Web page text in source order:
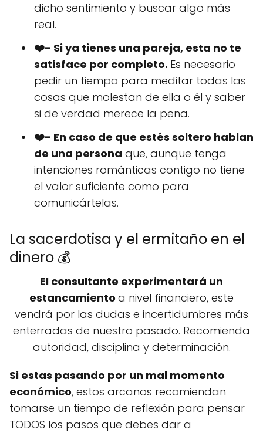
dicho sentimiento y buscar algo más
real.
❤️- Si ya tienes una pareja, esta no te
satisface por completo. Es necesario
pedir un tiempo para meditar todas las
cosas que molestan de ella o él y saber
si de verdad merece la pena.
❤️- En caso de que estés soltero hablan
de una persona que, aunque tenga
intenciones románticas contigo no tiene
el valor suficiente como para
comunicártelas.
La sacerdotisa y el ermitaño en el
dinero 💰
El consultante experimentará un
estancamiento a nivel financiero, este
vendrá por las dudas e incertidumbres más
enterradas de nuestro pasado. Recomienda
autoridad, disciplina y determinación.
Si estas pasando por un mal momento
económico, estos arcanos recomiendan
tomarse un tiempo de reflexión para pensar
TODOS los pasos que debes dar a